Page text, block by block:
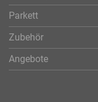
Parkett
Zubehör
Angebote